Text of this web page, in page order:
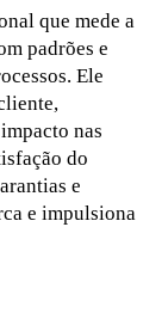
que mede a
padrões e
Ele
nas
do
e
e impulsiona